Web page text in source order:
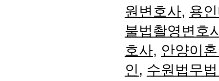
원변호사, 용
불법촬영변호
호사, 안양이
인, 수원법무